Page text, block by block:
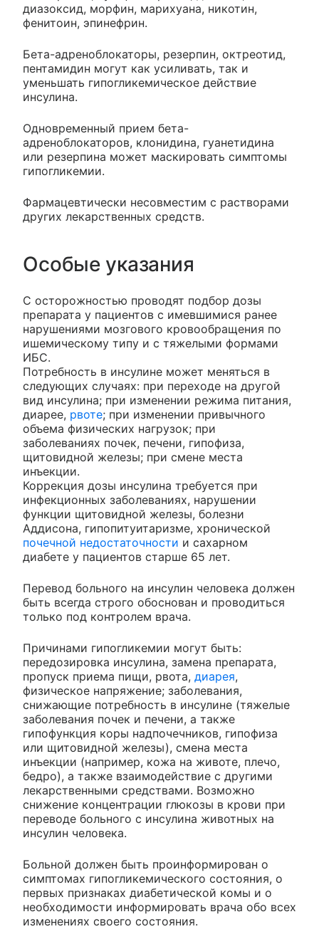
диазоксид, морфин, марихуана, никотин,
фенитоин, эпинефрин.
Бета-адреноблокаторы, резерпин, октреотид,
пентамидин могут как усиливать, так и
уменьшать гипогликемическое действие
инсулина.
Одновременный прием бета-
адреноблокаторов, клонидина, гуанетидина
или резерпина может маскировать симптомы
гипогликемии.
Фармацевтически несовместим с растворами
других лекарственных средств.
Особые указания
С осторожностью проводят подбор дозы
препарата у пациентов с имевшимися ранее
нарушениями мозгового кровообращения по
ишемическому типу и с тяжелыми формами
ИБС.
Потребность в инсулине может меняться в
следующих случаях: при переходе на другой
вид инсулина; при изменении режима питания,
диарее, рвоте; при изменении привычного
объема физических нагрузок; при
заболеваниях почек, печени, гипофиза,
щитовидной железы; при смене места
инъекции.
Коррекция дозы инсулина требуется при
инфекционных заболеваниях, нарушении
функции щитовидной железы, болезни
Аддисона, гипопитуитаризме, хронической
почечной недостаточности и сахарном
диабете у пациентов старше 65 лет.
Перевод больного на инсулин человека должен
быть всегда строго обоснован и проводиться
только под контролем врача.
Причинами гипогликемии могут быть:
передозировка инсулина, замена препарата,
пропуск приема пищи, рвота, диарея,
физическое напряжение; заболевания,
снижающие потребность в инсулине (тяжелые
заболевания почек и печени, а также
гипофункция коры надпочечников, гипофиза
или щитовидной железы), смена места
инъекции (например, кожа на животе, плечо,
бедро), а также взаимодействие с другими
лекарственными средствами. Возможно
снижение концентрации глюкозы в крови при
переводе больного с инсулина животных на
инсулин человека.
Больной должен быть проинформирован о
симптомах гипогликемического состояния, о
первых признаках диабетической комы и о
необходимости информировать врача обо всех
изменениях своего состояния.